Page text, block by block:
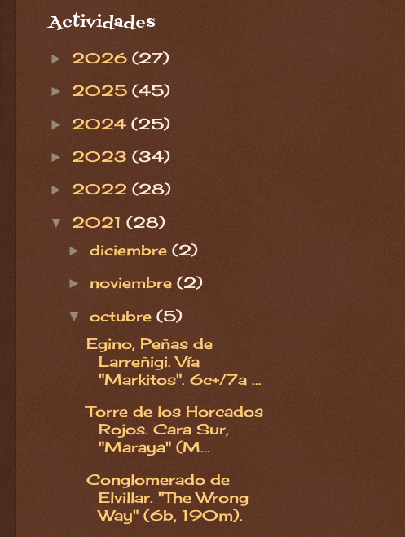
Actividades
► 2026 (27)
► 2025 (45)
► 2024 (25)
► 2023 (34)
► 2022 (28)
▼ 2021 (28)
►diciembre(2)
► noviembre(2)
▼octubre(5)
Egino, Peñas de
Larreñigi. Vía
"Markitos". 6c+/7a ...
Torre de los Horcados
Rojos. Cara Sur,
"Maraya" (M...
Conglomerado de
Elvillar. "The Wrong
Way" (6b, 190m).